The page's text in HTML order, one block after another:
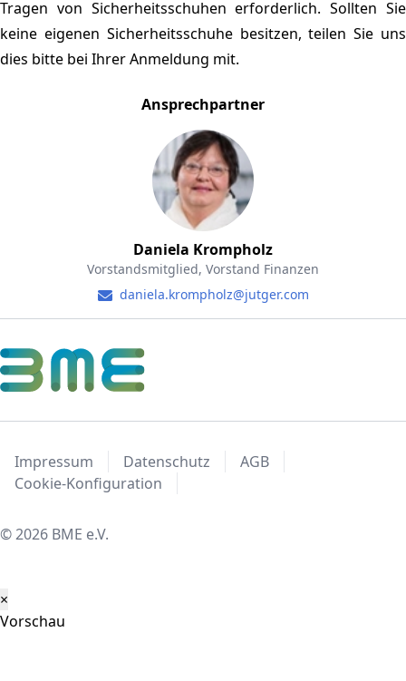
Tragen von Sicherheitsschuhen erforderlich. Sollten Sie
keine eigenen Sicherheitsschuhe besitzen, teilen Sie uns
dies bitte bei Ihrer Anmeldung mit.
Ansprechpartner
Daniela Krompholz
Vorstandsmitglied, Vorstand Finanzen
daniela.krompholz@jutger.com
Impressum Datenschutz
AGB
Cookie-Konfiguration
© 2026 BME e.V.
×
Vorschau